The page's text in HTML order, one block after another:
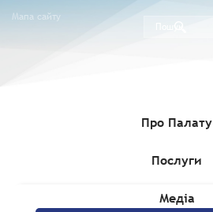
Мапа сайту
Про Палату
Послуги
Медіа
Комерційні пропозиції